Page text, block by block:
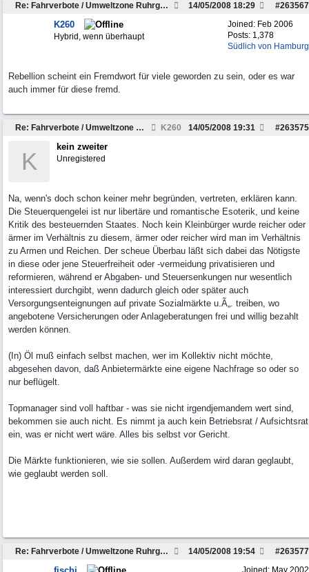
Re: Fahrverbote / Umweltzone Ruhrgebiet #263567
14/05/2008 18:29
Joined: Feb 2006
Posts: 1,378
Südlich von Hamburg
K260
Hybrid, wenn überhaupt
Rebellion scheint ein Fremdwort für viele geworden zu sein, oder es war
auch immer für diese fremd.
Re: Fahrverbote / Umweltzone Ruhrgebiet K260 #263575
14/05/2008 19:31
K
kein zweiter
Unregistered
Na, wenn's doch schon keiner mehr begründen, vertreten, erklären kann.
Die Steuerquengelei ist nur libertäre und romantische Esoterik, und keine
Kritik des besteuernden Staates. Noch kein Kleinbürger wurde reicher oder
ärmer im Verhältnis zu diesem, ärmer oder reicher wird man im Verhältnis
zu Armen und Reichen. Der scheue Überbau läßt sich dabei das Nötigste
in diese oder jene Steuerfreiheit oder -vermeidung privatisieren und
reformieren, während er Abgaben- und Steuersenkungen nur wesentlich
interessiert durchgibt, wenn dadurch gleich oder später auch
Versorgungsenteignungen auf private Sozialmärkte u.Ã„. treiben, wo
angebotene Versicherungen oder Anlageberatungen frei und willig bezahlt
werden können.
(In) Öl muß einfach selbst machen, wer im Kollektiv nicht möchte,
abgesehen davon, daß Anbietermärkte eine eigene Nachfrage so oder so
nur beflügelt.
Topmanager sind voll haftbar - was sie nicht irgendjemandem wert sind,
bekommen sie auch nicht. Es nimmt ja auch kein Betriebsrat / Aufsichtsrat
ein, was er nicht wert wäre. Alles bis selbst vor Gericht.
Die Märkte funktionieren, wie sie sollen. Außerdem wird daran geglaubt,
wie geglaubt werden soll.
Re: Fahrverbote / Umweltzone Ruhrgebiet #263577
14/05/2008 19:54
Joined: May 2002